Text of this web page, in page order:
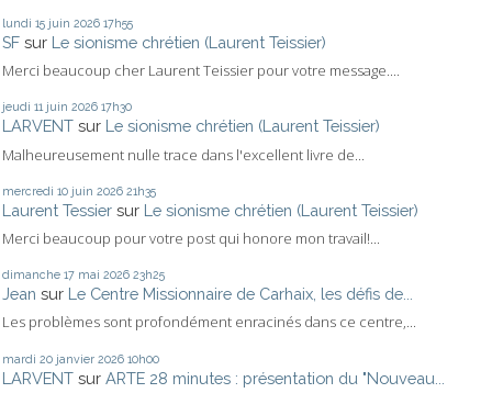
lundi 15 juin 2026 17h55
SF sur Le sionisme chrétien (Laurent Teissier)
Merci beaucoup cher Laurent Teissier pour votre message....
jeudi 11 juin 2026 17h30
LARVENT sur Le sionisme chrétien (Laurent Teissier)
Malheureusement nulle trace dans l'excellent livre de...
mercredi 10 juin 2026 21h35
Laurent Tessier sur Le sionisme chrétien (Laurent Teissier)
Merci beaucoup pour votre post qui honore mon travail!...
dimanche 17 mai 2026 23h25
Jean sur Le Centre Missionnaire de Carhaix, les défis de...
Les problèmes sont profondément enracinés dans ce centre,...
mardi 20 janvier 2026 10h00
LARVENT sur ARTE 28 minutes : présentation du "Nouveau...